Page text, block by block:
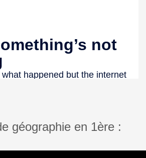
géographie en 1ère :